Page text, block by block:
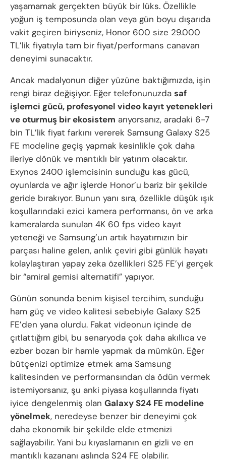
yaşamamak gerçekten büyük bir lüks. Özellikle
yoğun iş temposunda olan veya gün boyu dışarıda
vakit geçiren biriyseniz, Honor 600 size 29.000
TL’lik fiyatıyla tam bir fiyat/performans canavarı
deneyimi sunacaktır.
Ancak madalyonun diğer yüzüne baktığımızda, işin
rengi biraz değişiyor. Eğer telefonunuzda saf
işlemci gücü, profesyonel video kayıt yetenekleri
ve oturmuş bir ekosistem arıyorsanız, aradaki 6-7
bin TL’lik fiyat farkını vererek Samsung Galaxy S25
FE modeline geçiş yapmak kesinlikle çok daha
ileriye dönük ve mantıklı bir yatırım olacaktır.
Exynos 2400 işlemcisinin sunduğu kas gücü,
oyunlarda ve ağır işlerde Honor’u bariz bir şekilde
geride bırakıyor. Bunun yanı sıra, özellikle düşük ışık
koşullarındaki ezici kamera performansı, ön ve arka
kameralarda sunulan 4K 60 fps video kayıt
yeteneği ve Samsung’un artık hayatımızın bir
parçası haline gelen, anlık çeviri gibi günlük hayatı
kolaylaştıran yapay zeka özellikleri S25 FE’yi gerçek
bir “amiral gemisi alternatifi” yapıyor.
Günün sonunda benim kişisel tercihim, sunduğu
ham güç ve video kalitesi sebebiyle Galaxy S25
FE’den yana olurdu. Fakat videonun içinde de
çıtlattığım gibi, bu senaryoda çok daha akıllıca ve
ezber bozan bir hamle yapmak da mümkün. Eğer
bütçenizi optimize etmek ama Samsung
kalitesinden ve performansından da ödün vermek
istemiyorsanız, şu anki piyasa koşullarında fiyatı
iyice dengelenmiş olan Galaxy S24 FE modeline
yönelmek, neredeyse benzer bir deneyimi çok
daha ekonomik bir şekilde elde etmenizi
sağlayabilir. Yani bu kıyaslamanın en gizli ve en
mantıklı kazananı aslında S24 FE olabilir.